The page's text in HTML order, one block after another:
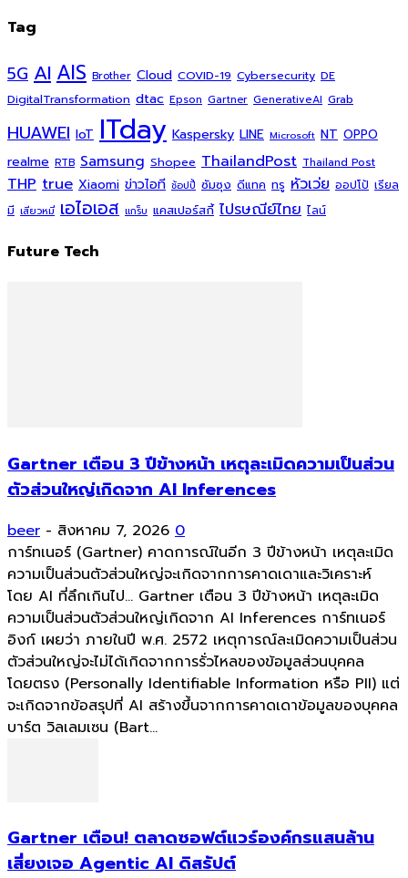
Tag
5G AI AIS Brother Cloud COVID-19 Cybersecurity DE
DigitalTransformation dtac Epson Gartner GenerativeAI Grab
HUAWEI IoT ITday Kaspersky LINE Microsoft NT OPPO
realme RTB Samsung Shopee ThailandPost Thailand Post
THP true Xiaomi ข่าวไอที ช้อปปี้ ซัมซุง ดีแทค ทรู หัวเว่ย ออปโป้ เรียล
มี เสียวหมี่ เอไอเอส แกร็บ แคสเปอร์สกี้ ไปรษณีย์ไทย ไลน์
Future Tech
Gartner เตือน 3 ปีข้างหน้า เหตุละเมิดความเป็นส่วน
ตัวส่วนใหญ่เกิดจาก AI Inferences
beer - สิงหาคม 7, 2026 0
การ์ทเนอร์ (Gartner) คาดการณ์ในอีก 3 ปีข้างหน้า เหตุละเมิด
ความเป็นส่วนตัวส่วนใหญ่จะเกิดจากการคาดเดาและวิเคราะห์
โดย AI ที่ลึกเกินไป... Gartner เตือน 3 ปีข้างหน้า เหตุละเมิด
ความเป็นส่วนตัวส่วนใหญ่เกิดจาก AI Inferences การ์ทเนอร์
อิงก์ เผยว่า ภายในปี พ.ศ. 2572 เหตุการณ์ละเมิดความเป็นส่วน
ตัวส่วนใหญ่จะไม่ได้เกิดจากการรั่วไหลของข้อมูลส่วนบุคคล
โดยตรง (Personally Identifiable Information หรือ PII) แต่
จะเกิดจากข้อสรุปที่ AI สร้างขึ้นจากการคาดเดาข้อมูลของบุคคล
บาร์ต วิลเลมเซน (Bart...
Gartner เตือน! ตลาดซอฟต์แวร์องค์กรแสนล้าน
เสี่ยงเจอ Agentic AI ดิสรัปต์